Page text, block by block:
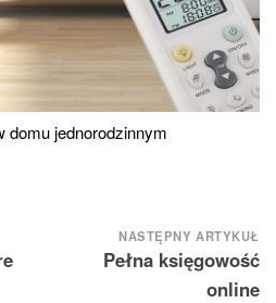
domu jednorodzinnym
NASTĘPNY ARTYKUŁ
Pełna księgowość
online